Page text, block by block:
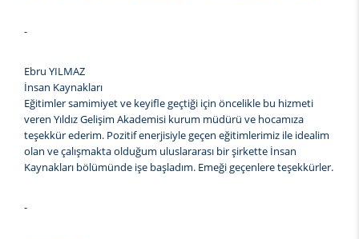
-
Ebru YILMAZ
İnsan Kaynakları
Eğitimler samimiyet ve keyifle geçtiği için öncelikle bu hizmeti
veren Yıldız Gelişim Akademisi kurum müdürü ve hocamıza
teşekkür ederim. Pozitif enerjisiyle geçen eğitimlerimiz ile idealim
olan ve çalışmakta olduğum uluslararası bir şirkette İnsan
Kaynakları bölümünde işe başladım. Emeği geçenlere teşekkürler.
-